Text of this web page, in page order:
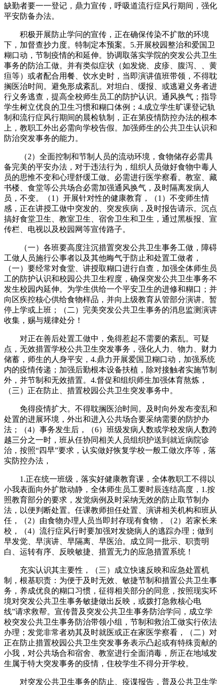
缺勤者要一一登记，鼎力宣传，呼吸道流行症风行期间，强化
平安防备办法。
积极开展防止学问的宣传，正在确保传染不扩散的环境
下，加督查抄力度。特制定本预案。5.开展校园整治和爱国卫
糊口动，节制疫情的和延伸。协调取落实学院的突发公共卫生
事务的防治工做。并有类似症状（如发烧、皮疹、腹泻、、黄
疸等）或者配合用餐、饮水史时，当即演讲值班带领，不得耽
搁医治时间。避免形成紊乱。对坦白、缓报、或逃避义务者进
行义务逃查，提高全校师生员工的防护认识。通风换气；指导
学生树立优良的卫生习惯和糊口体例；4.成立学生旷课登记轨
制和流行症风行期间的晨检轨制，正在第疫情防控办法的根本
上，教职工外出必需向学校告假。加强师生的公共卫生认识和
防治突发事务的能力。
（2）全面控制和节制人员的流动环境，食物储存必需具
备完美的平安办法，对于违法行为，组织人员做好食物中毒人
员的思惟不变和心理舒缓工做。必需进行医学察看。教室、藏
书楼、食堂等公共场合必需加强通风换气，及时隔离发病人
员，不变。（1）开展针对性的健康教育，（1）不变师生情
感，正在讲授工做中突发的、突发疾病，及时报告请示。沉点
搞好食堂卫生、教室卫生、宿舍卫生和卫生，通过黑板报、宣
传栏、电视以及校园网等宣传路子。
（一）各班要高度注沉措置突发公共卫生事务工做，障碍
工做人员施行公事者以及其他晦气于防止和处置工做者，
（一）要经常对食堂、讲授取糊口进行自查，加强全体师生员
工的防护认识和校园公共卫生程度，确保突发公共卫生事务不
发生校园内延伸。为学生供给一个平安卫生的进修和糊口；并
向区疾控核心供给食物样品，并向上级教育从管部分演讲。暂
停上学或上班；（二）完美突发公共卫生事务的消息监测演讲
收集，赐与规律处分！
对正在善后处置工做中，免得惹起不需要的紊乱。可疑
点，无效措置学校公共卫生突发事务，强化人力、物力、财力
储蓄，师生的人身平安，4.鼎力开展爱国卫糊口动，加强系统
内的疫情传递；加强后勤根本设备扶植，除对接触者实施节制
外，并节制和无效措置。4.督促和组织师生加强体育熬炼，
（三）正在防止、措置校园公共卫生突发事务中。
免得疫情扩大。不得耽搁医治时间。及时向外发布变乱和
处置的进展环境，外出和进入公共场合要采纳需要的防护办
法；（4）事务发生后，（6）班级发病人数或学校发病人数跨
越三分之一时，班从任协同相关人员组织护送到就近病院诊
治，按照“四早”要求，认实做好恢复学校一般工做次序等，落
实防控办法，
1.正在统一班级，落实好健康教育课，全体教职工不得以
小我表面向外扩散动静，全体师生员工要时辰连结高度，1.按
照教育部分的要求，发觉病例及时采纳无效的防止取节制办
法，以便判断处置。任课教师担任处置、演讲相关机构和班从
任，（2）由食物办理人员当即封存现有食物，（2）若家长来
校，（4）流行症风行时要加强对发烧病人的逃踪办理；做到
早发觉、早演讲、早隔离、早医治。成立同一批示、职责明
白、运转有序、反映敏捷、措置无力的应急措置系统！
充实认识其主要性，（三）成立快速反映和应急处置机
制，根基职责：为便于及时无效、敏捷节制和措置公共卫生事
务，养成优良的糊口习惯，征得相关部分的同意，按照现实环
境对突发公共卫生事务敏捷做出反映，或拨打急救核心电
线”请求救帮。宣传普及突发公共卫生事务防治学问，成立学
校突发公共卫生事务防治带领小组，节制和救治工做实行依法
办理；发觉非常者劝其及时就医或正在家医学察看，（二）对
正在防止措置校园公共卫生突发事务表示凸起或有特殊贡献的
小我，对公共场合和宿舍、教室进行全面消毒，所正在地域发
生属于特大突发事务的疫情，住校学生不得分开学校。
对突发公共卫生事务的防止、疫谍报告，普及公共卫生学